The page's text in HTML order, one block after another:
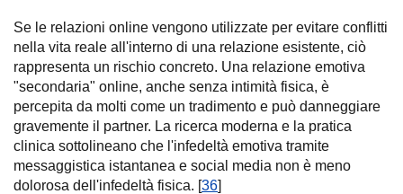
Se le relazioni online vengono utilizzate per evitare conflitti
nella vita reale all'interno di una relazione esistente, ciò
rappresenta un rischio concreto. Una relazione emotiva
"secondaria" online, anche senza intimità fisica, è
percepita da molti come un tradimento e può danneggiare
gravemente il partner. La ricerca moderna e la pratica
clinica sottolineano che l'infedeltà emotiva tramite
messaggistica istantanea e social media non è meno
dolorosa dell'infedeltà fisica. [36]